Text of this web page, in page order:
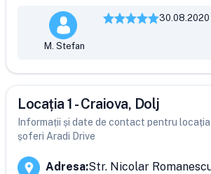
M. Stefan
30.08.2020
Locația 1 - Craiova, Dolj
Informații și date de contact pentru locația
șoferi Aradi Drive
Adresa:Str. Nicolar